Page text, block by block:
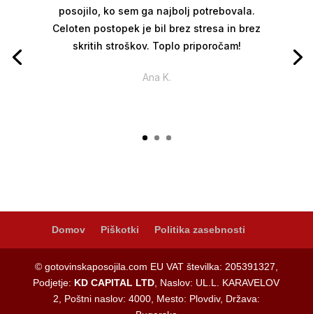
posojilo, ko sem ga najbolj potrebovala.
Celoten postopek je bil brez stresa in brez
skritih stroškov. Toplo priporočam!
Ana K.
Domov Piškotki Politika zasebnosti
© gotovinskaposojila.com EU VAT številka: 205391327,
Podjetje: KD CAPITAL LTD , Naslov: UL.L. KARAVELOV
2, Poštni naslov: 4000, Mesto: Plovdiv, Država: